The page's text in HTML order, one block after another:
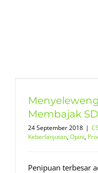
Membajak
24 September 2018 |
Keberlanjutan,Opini,
Penipuan terbesar